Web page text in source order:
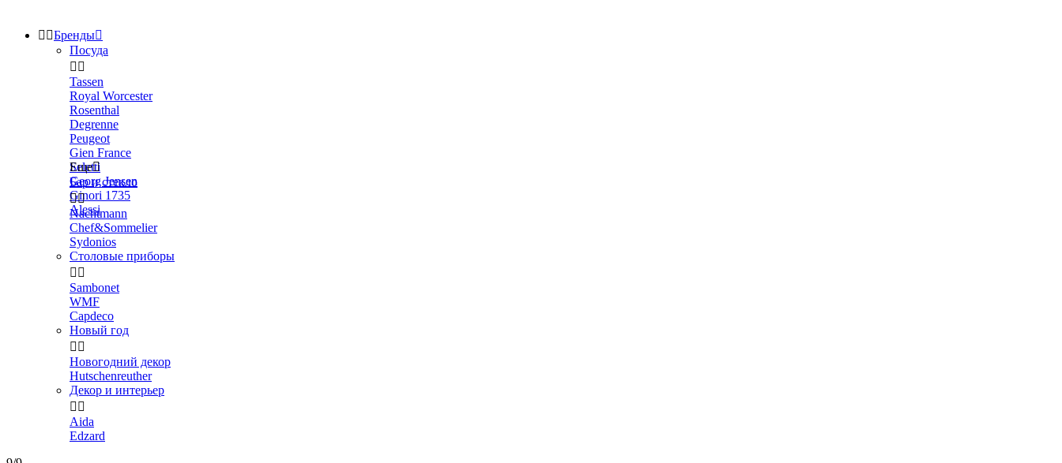
 Бренды
Посуда
 
Tassen
Royal Worcester
Rosenthal
Degrenne
Peugeot
Gien France
Seletti
Georg Jensen
Ginori 1735
Alessi
Еще
Бар и стекло

Nachtmann
Chef&Sommelier
Sydonios
Столовые приборы
 
Sambonet
WMF
Capdeco
Новый год
 
Новогодний декор
Hutschenreuther
Декор и интерьер
 
Aida
Edzard